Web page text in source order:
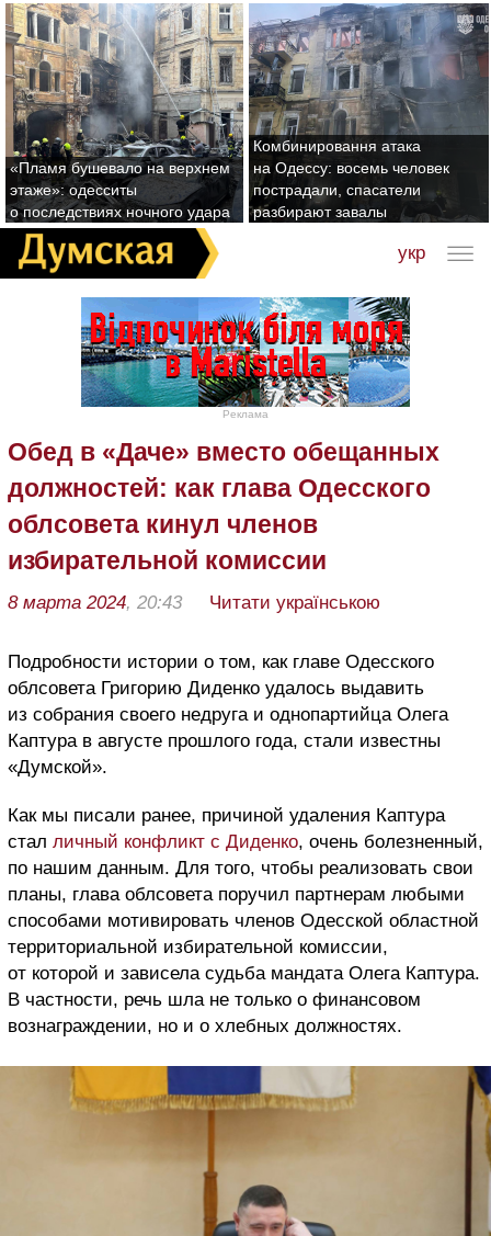
«Пламя бушевало на верхнем
этаже»: одесситы
о последствиях ночного удара
Комбинировання атака
на Одессу: восемь человек
пострадали, спасатели
разбирают завалы
укр
Реклама
Обед в «Даче» вместо обещанных
должностей: как глава Одесского
облсовета кинул членов
избирательной комиссии
8 марта 2024, 20:43 Читати українською
Подробности истории о том, как главе Одесского
облсовета Григорию Диденко удалось выдавить
из собрания своего недруга и однопартийца Олега
Каптура в августе прошлого года, стали известны
«Думской».
Как мы писали ранее, причиной удаления Каптура
стал личный конфликт с Диденко, очень болезненный,
по нашим данным. Для того, чтобы реализовать свои
планы, глава облсовета поручил партнерам любыми
способами мотивировать членов Одесской областной
территориальной избирательной комиссии,
от которой и зависела судьба мандата Олега Каптура.
В частности, речь шла не только о финансовом
вознаграждении, но и о хлебных должностях.